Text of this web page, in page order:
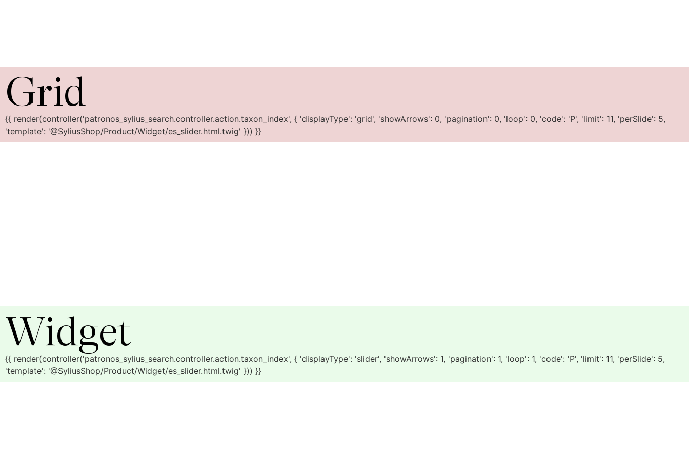
Grid
{{ render(controller('patronos_sylius_search.controller.action.taxon_index', { 'displayType': 'grid', 'showArrows': 0, 'pagination': 0, 'loop': 0, 'code': 'P', 'limit': 11, 'perSlide': 5,
'template': '@SyliusShop/Product/Widget/es_slider.html.twig' })) }}
Widget
{{ render(controller('patronos_sylius_search.controller.action.taxon_index', { 'displayType': 'slider', 'showArrows': 1, 'pagination': 1, 'loop': 1, 'code': 'P', 'limit': 11, 'perSlide': 5,
'template': '@SyliusShop/Product/Widget/es_slider.html.twig' })) }}